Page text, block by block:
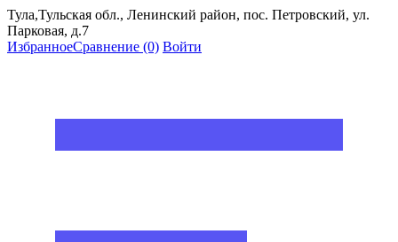
Тула,Тульская обл., Ленинский район, пос. Петровский, ул.
Парковая, д.7
ИзбранноеСравнение (0) Войти